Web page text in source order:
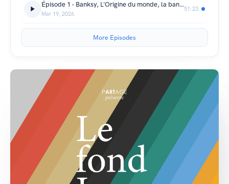
Épisode 1 - Banksy, L'Origine du monde, la banane de Maurizio Cattelan
Mar 19, 2026
51:23
More Episodes